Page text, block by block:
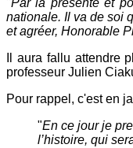
"Par la présente et
nationale. Il va de soi
et agréer, Honorable
Il aura fallu attendre
professeur Julien
Pour rappel, c'est en
"En ce jour je
l’histoire, qui